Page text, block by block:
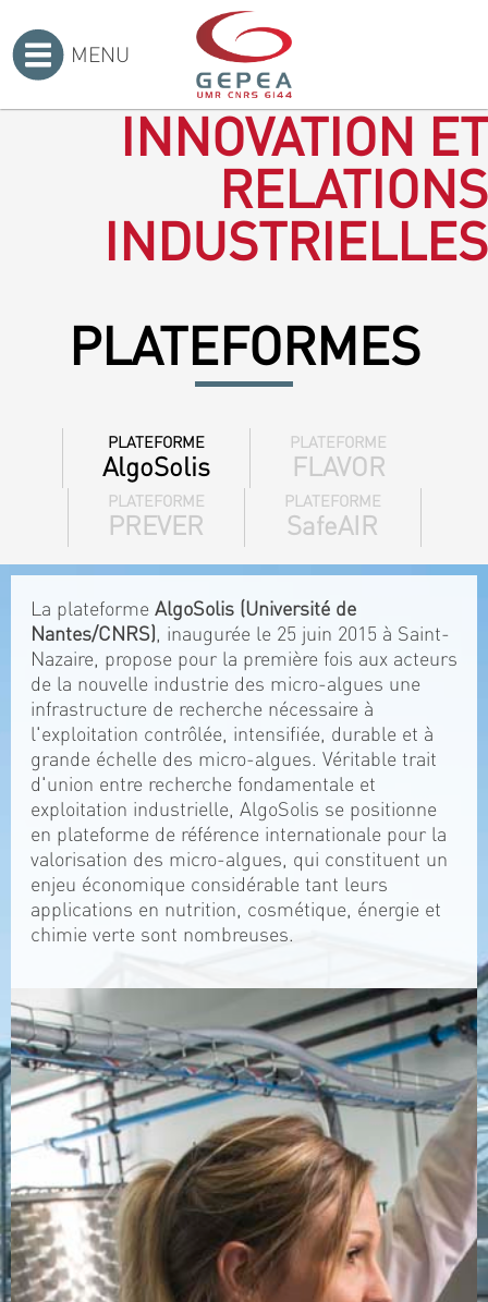
MENU
INNOVATION ET
RELATIONS
INDUSTRIELLES
PLATEFORMES
PLATEFORME
AlgoSolis
PLATEFORME
FLAVOR
PLATEFORME
PREVER
PLATEFORME
SafeAIR
La plateforme AlgoSolis (Université de
Nantes/CNRS), inaugurée le 25 juin 2015 à Saint-
Nazaire, propose pour la première fois aux acteurs
de la nouvelle industrie des micro-algues une
infrastructure de recherche nécessaire à
l'exploitation contrôlée, intensifiée, durable et à
grande échelle des micro-algues. Véritable trait
d'union entre recherche fondamentale et
exploitation industrielle, AlgoSolis se positionne
en plateforme de référence internationale pour la
valorisation des micro-algues, qui constituent un
enjeu économique considérable tant leurs
applications en nutrition, cosmétique, énergie et
chimie verte sont nombreuses.